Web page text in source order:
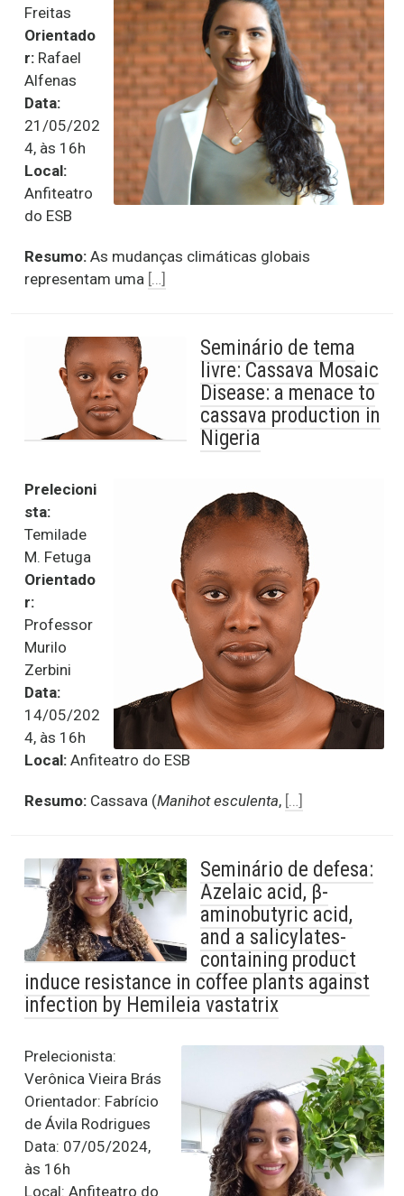
Freitas
Orientado
r: Rafael
Alfenas
Data:
21/05/202
4, às 16h
Local:
Anfiteatro
do ESB
Resumo: As mudanças climáticas globais
representam uma […]
Seminário de tema
livre: Cassava Mosaic
Disease: a menace to
cassava production in
Nigeria
Prelecioni
sta:
Temilade
M. Fetuga
Orientado
r:
Professor
Murilo
Zerbini
Data:
14/05/202
4, às 16h
Local: Anfiteatro do ESB
Resumo: Cassava (Manihot esculenta, […]
Seminário de defesa:
Azelaic acid, β-
aminobutyric acid,
and a salicylates-
containing product
induce resistance in coffee plants against
infection by Hemileia vastatrix
Prelecionista:
Verônica Vieira Brás
Orientador: Fabrício
de Ávila Rodrigues
Data: 07/05/2024,
às 16h
Local: Anfiteatro do